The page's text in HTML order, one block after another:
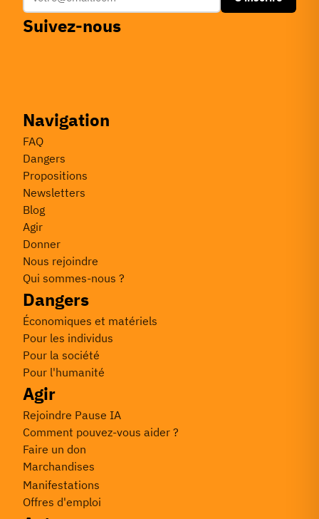
Suivez-nous
Navigation
FAQ
Dangers
Propositions
Newsletters
Blog
Agir
Donner
Nous rejoindre
Qui sommes-nous ?
Dangers
Économiques et matériels
Pour les individus
Pour la société
Pour l'humanité
Agir
Rejoindre Pause IA
Comment pouvez-vous aider ?
Faire un don
Marchandises
Manifestations
Offres d'emploi